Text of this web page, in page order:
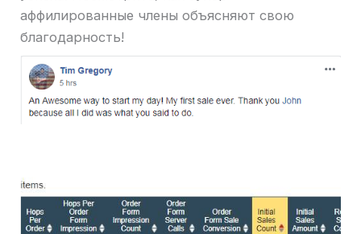
аффилированные члены объясняют свою
благодарность!